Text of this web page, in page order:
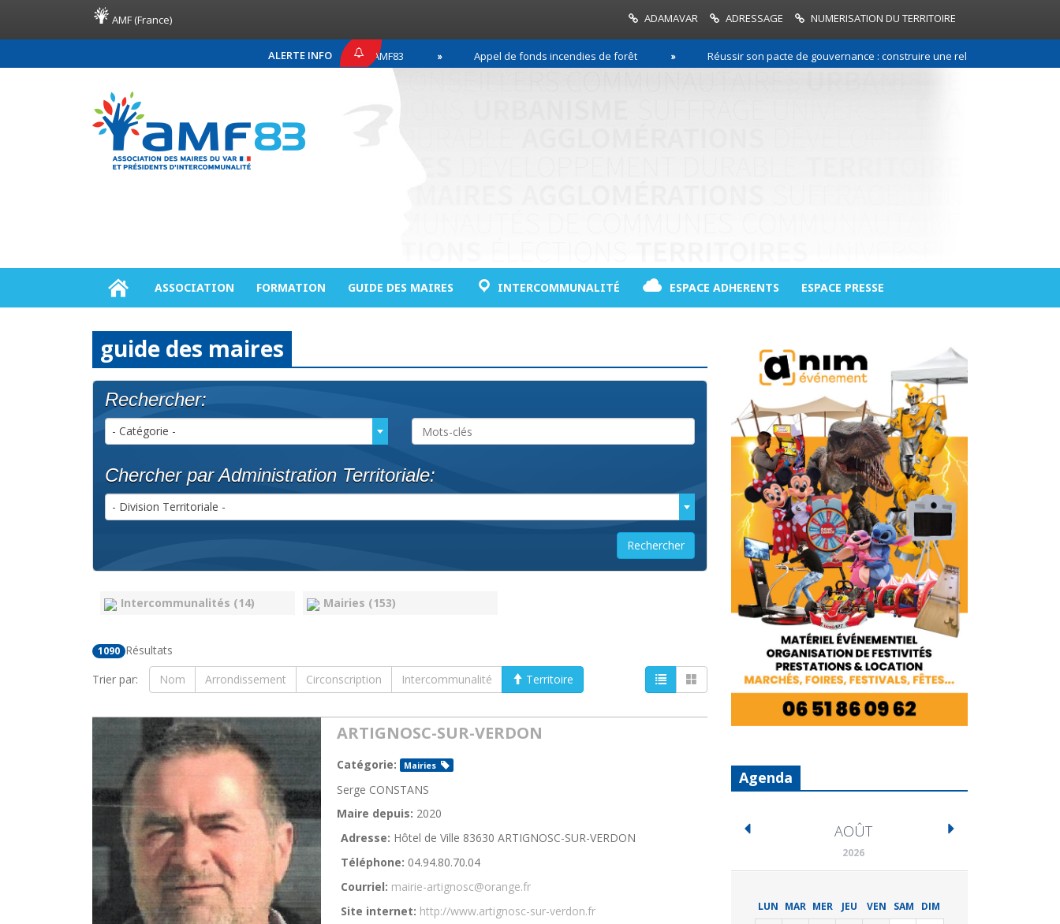
AMF (France) ADAMAVAR ADRESSAGE NUMERISATION DU TERRITOIRE
ALERTE INFO
COMMUNIQUÉ DE PRESSE AMF83 Appel de fonds incendies de forêt Réussir son pacte de gouvernance : construire une relation de confiance entre les
ASSOCIATION FORMATION GUIDE DES MAIRES INTERCOMMUNALITÉ ESPACE ADHERENTS ESPACE PRESSE
guide des maires
Rechercher:
- Catégorie -
Chercher par Administration Territoriale:
- Division Territoriale -
Intercommunalités (14) Mairies (153)
1090 Résultats
Trier par:
Nom Arrondissement Circonscription Intercommunalité Territoire
ARTIGNOSC-SUR-VERDON
Catégorie: Mairies
Serge CONSTANS
Maire depuis: 2020
Adresse: Hôtel de Ville 83630 ARTIGNOSC-SUR-VERDON
Téléphone: 04.94.80.70.04
Courriel: mairie-artignosc@orange.fr
Site internet: http://www.artignosc-sur-verdon.fr
Agenda
AOÛT
2026
LUN MAR MER JEU VEN SAM DIM